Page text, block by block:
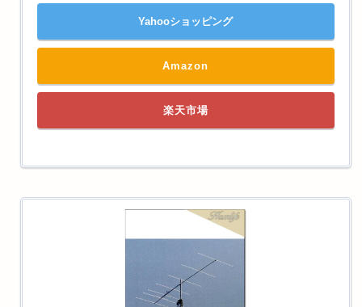
Yahooショッピング
Amazon
楽天市場